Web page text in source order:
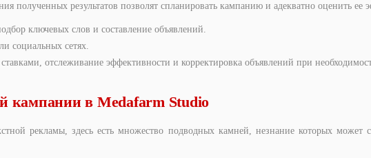
полученных результатов позволят спланировать кампанию и адекватно оценить ее
ключевых слов и составление объявлений.
социальных сетях.
отслеживание эффективности и корректировка объявлений при
кампании в Medafarm Studio
рекламы, здесь есть множество подводных камней, незнание которых может